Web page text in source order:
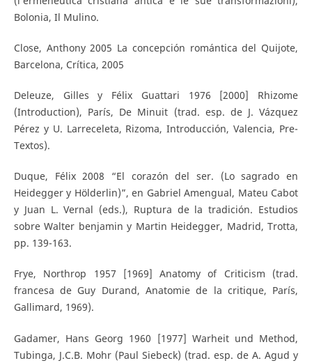
Bolonia, Il Mulino.
Close, Anthony 2005 La concepción romántica del Quijote,
Barcelona, Crítica, 2005
Deleuze, Gilles y Félix Guattari 1976 [2000] Rhizome
(Introduction), París, De Minuit (trad. esp. de J. Vázquez
Pérez y U. Larreceleta, Rizoma, Introducción, Valencia, Pre-
Textos).
Duque, Félix 2008 “El corazón del ser. (Lo sagrado en
Heidegger y Hölderlin)”, en Gabriel Amengual, Mateu Cabot
y Juan L. Vernal (eds.), Ruptura de la tradición. Estudios
sobre Walter benjamin y Martin Heidegger, Madrid, Trotta,
pp. 139-163.
Frye, Northrop 1957 [1969] Anatomy of Criticism (trad.
francesa de Guy Durand, Anatomie de la critique, París,
Gallimard, 1969).
Gadamer, Hans Georg 1960 [1977] Warheit und Method,
Tubinga, J.C.B. Mohr (Paul Siebeck) (trad. esp. de A. Agud y